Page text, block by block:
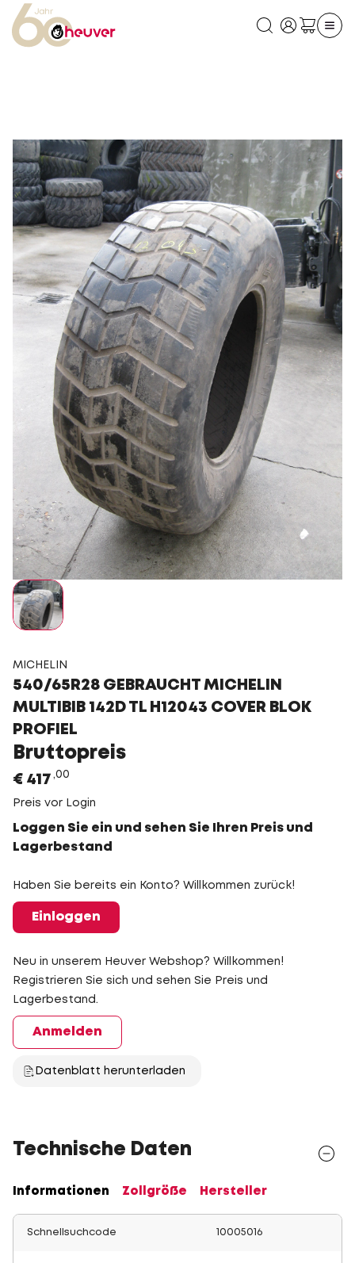
MICHELIN
540/65R28 GEBRAUCHT MICHELIN
MULTIBIB 142D TL H12043 COVER BLOK
PROFIEL
Bruttopreis
€ 417 00
Preis vor Login
Loggen Sie ein und sehen Sie Ihren Preis und
Lagerbestand
Haben Sie bereits ein Konto? Willkommen zurück!
Einloggen
Neu in unserem Heuver Webshop? Willkommen!
Registrieren Sie sich und sehen Sie Preis und
Lagerbestand.
Anmelden
Datenblatt herunterladen
Technische Daten
Informationen Zollgröße Hersteller
Schnellsuchcode 10005016